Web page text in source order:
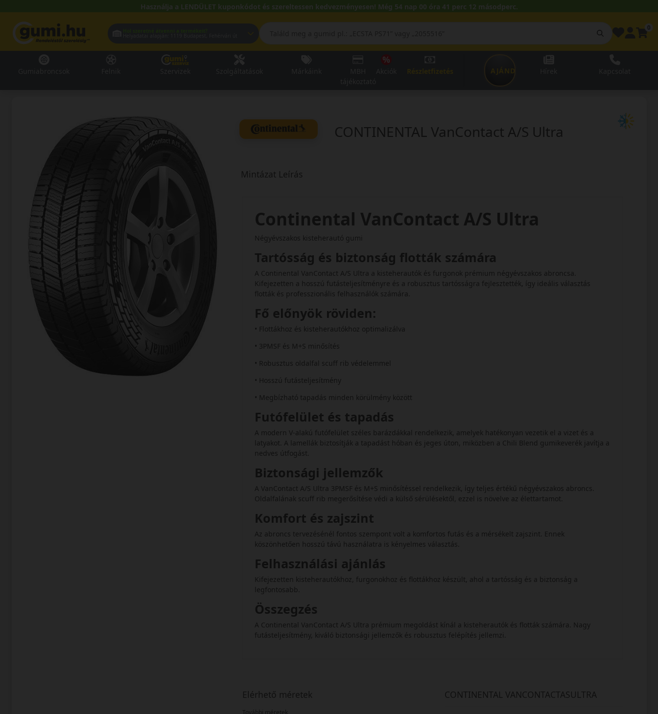
Használja a LENDÜLET kuponkódot és szereltessen kedvezményesen! Még 54 nap 00 óra 41 perc 11 másodperc.
AJÁNDÉKUTALVÁNY
CONTINENTAL VanContact A/S Ultra
Mintázat Leírás
Continental VanContact A/S Ultra
Négyévszakos kisteherautó gumi
Tartósság és biztonság flották számára
A Continental VanContact A/S Ultra a kisteherautók és furgonok prémium négyévszakos abroncsa.
Kifejezetten a hosszú futásteljesítményre és a robusztus tartósságra fejlesztették, így ideális választás
flották és professzionális felhasználók számára.
Fő előnyök röviden:
• Flottákhoz és kisteherautókhoz optimalizálva
• 3PMSF és M+S minősítés
• Robusztus oldalfal scuff rib védelemmel
• Hosszú futásteljesítmény
• Megbízható tapadás minden körülmény között
Futófelület és tapadás
A modern V-alakú futófelület széles barázdákkal rendelkezik, amelyek hatékonyan vezetik el a vizet és a
latyakot. A lamellák biztosítják a tapadást hóban és jeges úton, miközben a Chili Blend gumikeverék javítja a
nedves útfogást.
Biztonsági jellemzők
A VanContact A/S Ultra 3PMSF és M+S minősítéssel rendelkezik, így teljes értékű négyévszakos abroncs.
Oldalfalának scuff rib megerősítése védi a külső sérülésektől, ezzel is növelve az élettartamot.
Komfort és zajszint
Az abroncs tervezésénél fontos szempont volt a komfortos futás és a mérsékelt zajszint. Ennek
köszönhetően hosszú távú használatra is kényelmes választás.
Felhasználási ajánlás
Kifejezetten kisteherautókhoz, furgonokhoz és flottákhoz készült, ahol a tartósság és a biztonság a
legfontosabb.
Összegzés
A Continental VanContact A/S Ultra prémium megoldást kínál a kisteherautók és flották számára. Nagy
futásteljesítmény, kiváló biztonsági jellemzők és robusztus felépítés jellemzi.
Elérhető méretek
További méretek
CONTINENTAL VANCONTACTASULTRA